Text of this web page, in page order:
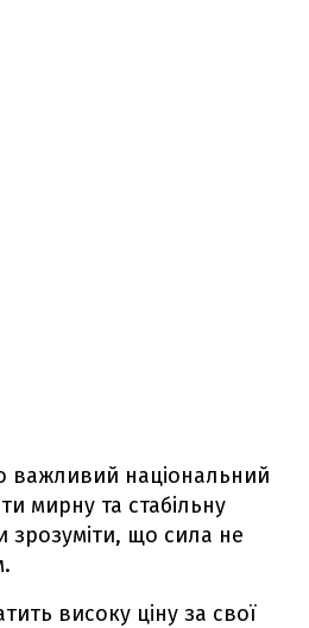
національний
мирну та стабільну
зрозуміти, що сила не
високу ціну за свої